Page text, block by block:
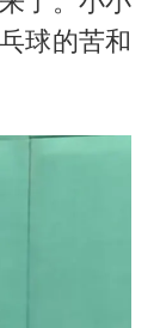
球的苦和